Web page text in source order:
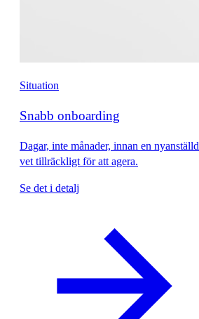
Situation
Snabb onboarding
Dagar, inte månader, innan en nyanställd
vet tillräckligt för att agera.
Se det i detalj